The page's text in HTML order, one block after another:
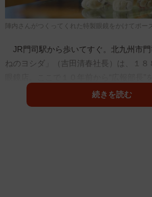
陣内さんがつくってくれた特製眼鏡をかけてポー
JR門司駅から歩いてすぐ。北九州市
ねのヨシダ」（吉田清春社長）は、１８
茶トラの「寅矢（とらや）」（オス、推
い主で店長の陣内博紀さん（５７）と一
続きを読む